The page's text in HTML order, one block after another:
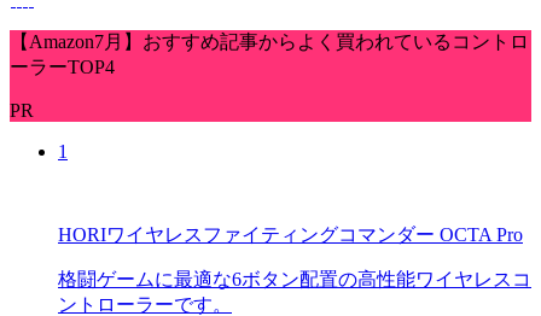
【Amazon7月】おすすめ記事からよく買われているコントロ
ーラーTOP4
PR
1
HORIワイヤレスファイティングコマンダー OCTA Pro
格闘ゲームに最適な6ボタン配置の高性能ワイヤレスコ
ントローラーです。